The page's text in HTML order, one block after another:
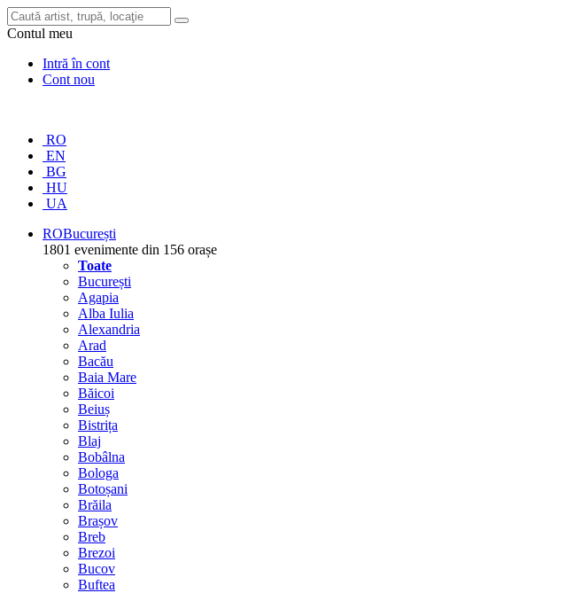
Contul meu
Intră în cont
Cont nou
RO
EN
BG
HU
UA
ROBucurești
1801 evenimente din 156 orașe
Toate
București
Agapia
Alba Iulia
Alexandria
Arad
Bacău
Baia Mare
Băicoi
Beiuș
Bistrița
Blaj
Bobâlna
Bologa
Botoșani
Brăila
Brașov
Breb
Brezoi
Bucov
Buftea